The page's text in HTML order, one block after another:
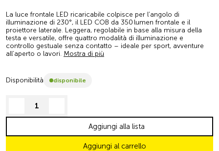
La luce frontale LED ricaricabile colpisce per l’angolo di
illuminazione di 230°, il LED COB da 350 lumen frontale e il
proiettore laterale. Leggera, regolabile in base alla misura della
testa e versatile, offre quattro modalità di illuminazione e
controllo gestuale senza contatto – ideale per sport, avventure
all’aperto o lavori. Mostra di più
Disponibilità disponibile
decrease quantity
Aggiungi al carrello
Aggiungi alla lista